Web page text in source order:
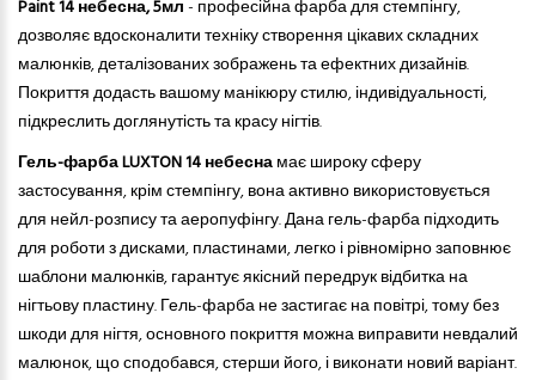
Paint14 небесна, 5мл- професійна фарба для стемпінгу,
дозволяє вдосконалити техніку створення цікавих складних
малюнків, деталізованих зображень та ефектних дизайнів.
Покриття додасть вашому манікюру стилю, індивідуальності,
підкреслить доглянутість та красу нігтів.
Гель-фарба LUXTON 14 небеснамає широку сферу
застосування, крім стемпінгу, вона активно використовується
для нейл-розпису та аеропуфінгу. Дана гель-фарба підходить
для роботи з дисками, пластинами, легко і рівномірно заповнює
шаблони малюнків, гарантує якісний передрук відбитка на
нігтьову пластину. Гель-фарба не застигає на повітрі, тому без
шкоди для нігтя, основного покриття можна виправити невдалий
малюнок, що сподобався, стерши його, і виконати новий варіант.